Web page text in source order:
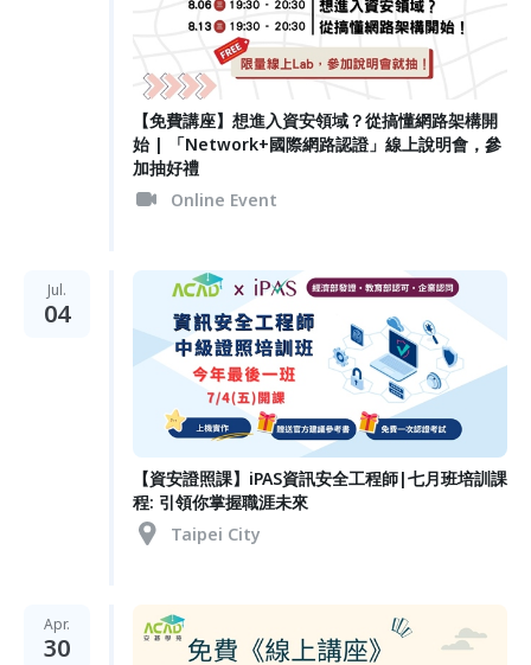
【免費講座】想進入資安領域？從搞懂網路架構開
始 | 「Network+國際網路認證」線上說明會，參
加抽好禮
Online Event
Jul.
04
【資安證照課】iPAS資訊安全工程師|七月班培訓課
程: 引領你掌握職涯未來
Taipei City
Apr.
30